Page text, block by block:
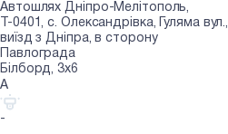
Автошлях Дніпро-Мелітополь,
Т-0401, с. Олександрівка, Гуляма вул.,
виїзд з Дніпра, в сторону
Павлограда
Білборд, 3x6
A
-